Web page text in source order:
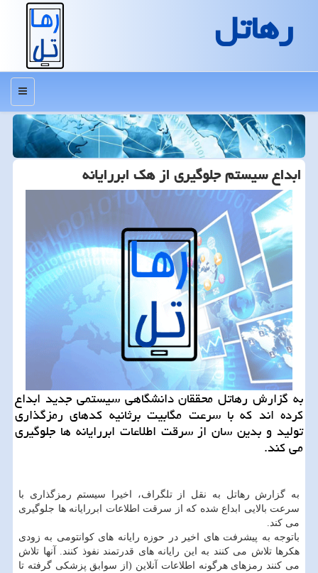
رهاتل
منو
ابداع سیستم جلوگیری از هك ابررایانه
به گزارش رهاتل محققان دانشگاهی سیستمی جدید ابداع
كرده اند كه با سرعت مگابیت برثانیه كدهای رمزگذاری
تولید و بدین سان از سرقت اطلاعات ابررایانه ها جلوگیری
می كند.
به گزارش رهاتل به نقل از تلگراف، اخیرا سیستم رمزگذاری با
سرعت بالایی ابداع شده كه از سرقت اطلاعات ابررایانه ها جلوگیری
می كند.
باتوجه به پیشرفت های اخیر در حوزه رایانه های كوانتومی به زودی
هكرها تلاش می كنند به این رایانه های قدرتمند نفوذ كنند. آنها تلاش
می كنند رمزهای هرگونه اطلاعات آنلاین (از سوابق پزشكی گرفته تا